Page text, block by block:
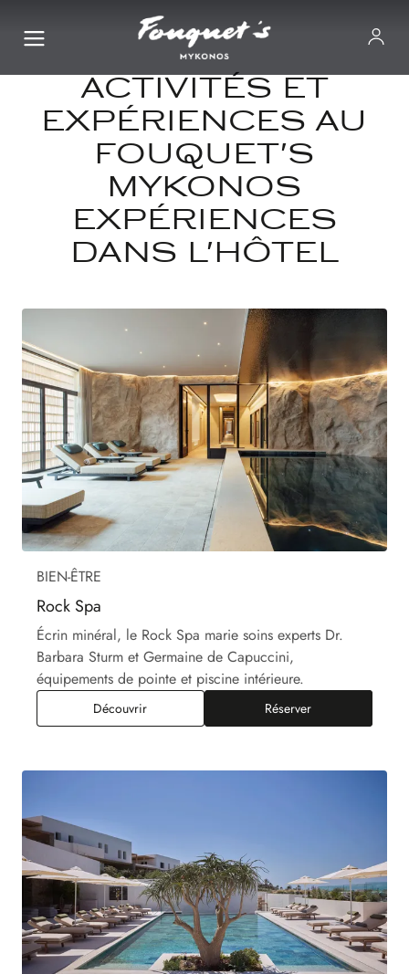
ACTIVITÉS ET
EXPÉRIENCES AU
FOUQUET'S
MYKONOS
EXPÉRIENCES
DANS L'HÔTEL
BIEN-ÊTRE
Rock Spa
Écrin minéral, le Rock Spa marie soins experts Dr.
Barbara Sturm et Germaine de Capuccini,
équipements de pointe et piscine intérieure.
DécouvrirRock Spa Réserver